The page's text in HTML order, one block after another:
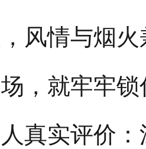
风情与烟
，就牢牢
真实评价